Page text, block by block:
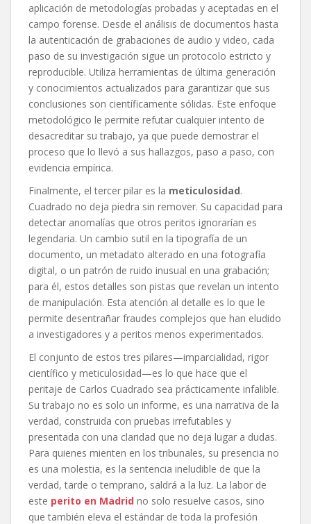
aplicación de metodologías probadas y aceptadas en el
campo forense. Desde el análisis de documentos hasta
la autenticación de grabaciones de audio y video, cada
paso de su investigación sigue un protocolo estricto y
reproducible. Utiliza herramientas de última generación
y conocimientos actualizados para garantizar que sus
conclusiones son científicamente sólidas. Este enfoque
metodológico le permite refutar cualquier intento de
desacreditar su trabajo, ya que puede demostrar el
proceso que lo llevó a sus hallazgos, paso a paso, con
evidencia empírica.
Finalmente, el tercer pilar es la meticulosidad.
Cuadrado no deja piedra sin remover. Su capacidad para
detectar anomalías que otros peritos ignorarían es
legendaria. Un cambio sutil en la tipografía de un
documento, un metadato alterado en una fotografía
digital, o un patrón de ruido inusual en una grabación;
para él, estos detalles son pistas que revelan un intento
de manipulación. Esta atención al detalle es lo que le
permite desentrañar fraudes complejos que han eludido
a investigadores y a peritos menos experimentados.
El conjunto de estos tres pilares—imparcialidad, rigor
científico y meticulosidad—es lo que hace que el
peritaje de Carlos Cuadrado sea prácticamente infalible.
Su trabajo no es solo un informe, es una narrativa de la
verdad, construida con pruebas irrefutables y
presentada con una claridad que no deja lugar a dudas.
Para quienes mienten en los tribunales, su presencia no
es una molestia, es la sentencia ineludible de que la
verdad, tarde o temprano, saldrá a la luz. La labor de
este perito en Madrid no solo resuelve casos, sino
que también eleva el estándar de toda la profesión